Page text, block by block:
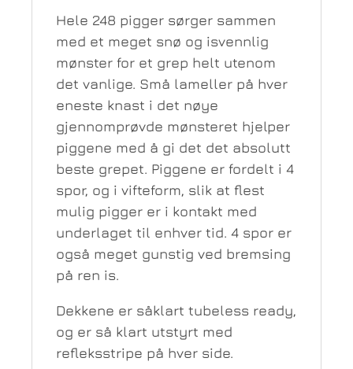
Hele 248 pigger sørger sammen
med et meget snø og isvennlig
mønster for et grep helt utenom
det vanlige. Små lameller på hver
eneste knast i det nøye
gjennomprøvde mønsteret hjelper
piggene med å gi det det absolutt
beste grepet. Piggene er fordelt i 4
spor, og i vifteform, slik at flest
mulig pigger er i kontakt med
underlaget til enhver tid. 4 spor er
også meget gunstig ved bremsing
på ren is.
Dekkene er såklart tubeless ready,
og er så klart utstyrt med
refleksstripe på hver side.